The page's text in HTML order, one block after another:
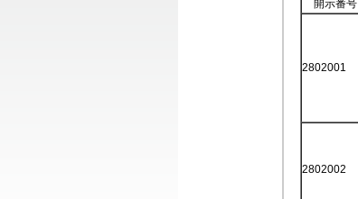
開示番号
2802001
2802002